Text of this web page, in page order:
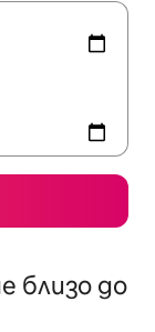
близо до